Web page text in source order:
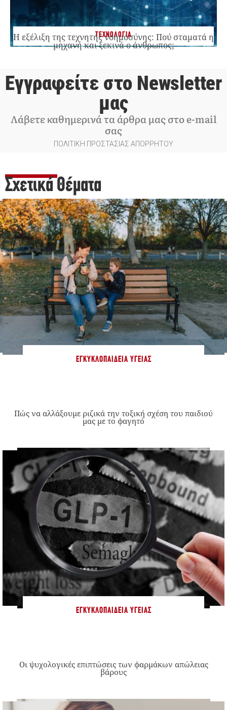
ΤΕΧΝΟΛΟΓΙΑ
Η εξέλιξη της τεχνητής νοημοσύνης: Πού σταματά η
μηχανή και ξεκινά ο άνθρωπος;
Εγγραφείτε στο Newsletter
μας
Λάβετε καθημερινά τα άρθρα μας στο e-mail
σας
ΠΟΛΙΤΙΚΗ ΠΡΟΣΤΑΣΙΑΣ ΑΠΟΡΡΗΤΟΥ
Σχετικά Θέματα
ΕΓΚΥΚΛΟΠΑΊΔΕΙΑ ΥΓΕΊΑΣ
Πώς να αλλάξουμε ριζικά την τοξική σχέση του παιδιού
μας με το φαγητό
ΕΓΚΥΚΛΟΠΑΊΔΕΙΑ ΥΓΕΊΑΣ
Οι ψυχολογικές επιπτώσεις των φαρμάκων απώλειας
βάρους